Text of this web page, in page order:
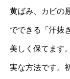
黄ばみ、カビの
でできる「汗抜
美しく保てます
実な方法です。